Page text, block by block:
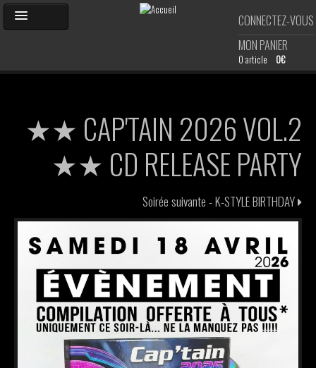
Aller
au
contenu
CONNECTEZ-VOUS
MON PANIER
0 article 0€
AGENDA
PHOTOS
SHOP
DJ'S
CARTE DE MEMBRE
VIP
★★ CAP'TAIN 2026 VOL.2
★★ CD RELEASE PARTY
Soirée suivante -K-STYLE BIRTHDAY